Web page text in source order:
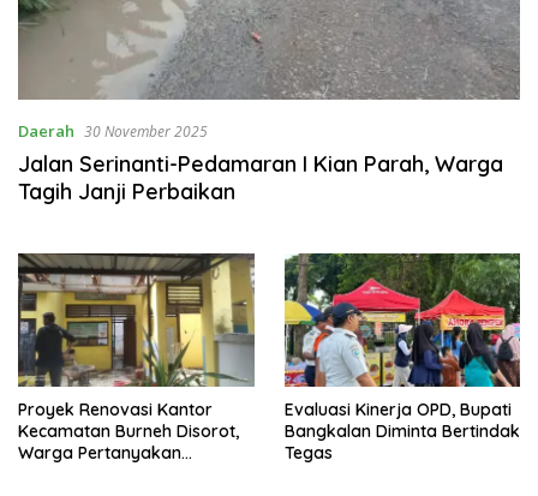
Daerah 30 November 2025
Jalan Serinanti-Pedamaran I Kian Parah, Warga
Tagih Janji Perbaikan
Proyek Renovasi Kantor
Kecamatan Burneh Disorot,
Warga Pertanyakan
Evaluasi Kinerja OPD, Bupati
Bangkalan Diminta Bertindak
Tegas